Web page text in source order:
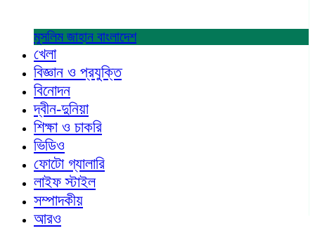
মুসলিম জাহান বাংলাদেশ
খেলা
বিজ্ঞান ও প্রযুক্তি
বিনোদন
দ্বীন-দুনিয়া
শিক্ষা ও চাকরি
ভিডিও
ফোটো গ্যালারি
লাইফ স্টাইল
সম্পাদকীয়
আরও